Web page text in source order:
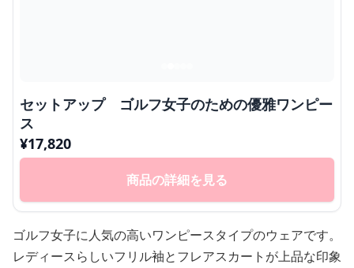
セットアップ ゴルフ女子のための優雅ワンピー
ス
¥17,820
商品の詳細を見る
ゴルフ女子に人気の高いワンピースタイプのウェアです。
レディースらしいフリル袖とフレアスカートが上品な印象